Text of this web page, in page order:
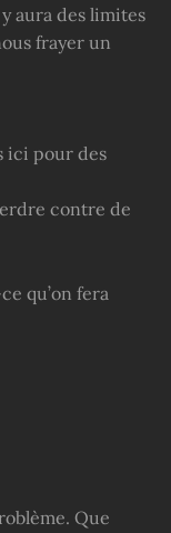
aura des limites
frayer un
ici pour des
contre de
qu’on fera
Que